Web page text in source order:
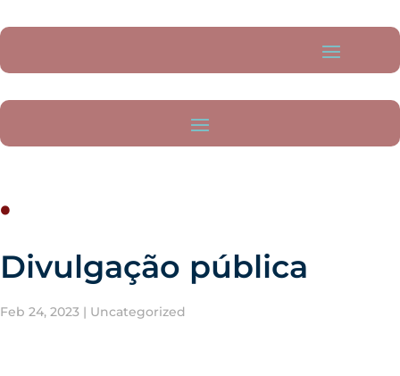
.
Divulgação pública
Feb 24, 2023 | Uncategorized